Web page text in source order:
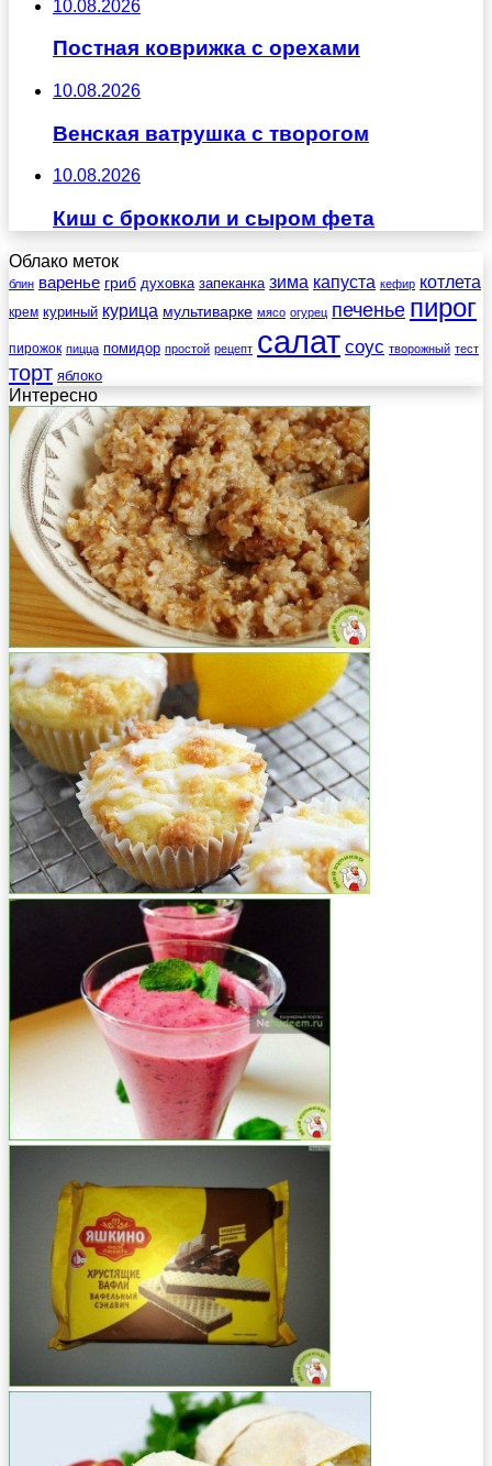
10.08.2026
Постная коврижка с орехами
10.08.2026
Венская ватрушка с творогом
10.08.2026
Киш с брокколи и сыром фета
Облако меток
блин варенье гриб духовка запеканка зима капуста кефир котлета
крем куриный курица мультиварке мясо огурец печенье пирог
пирожок пицца помидор простой рецепт салат соус творожный тест
торт яблоко
Интересно